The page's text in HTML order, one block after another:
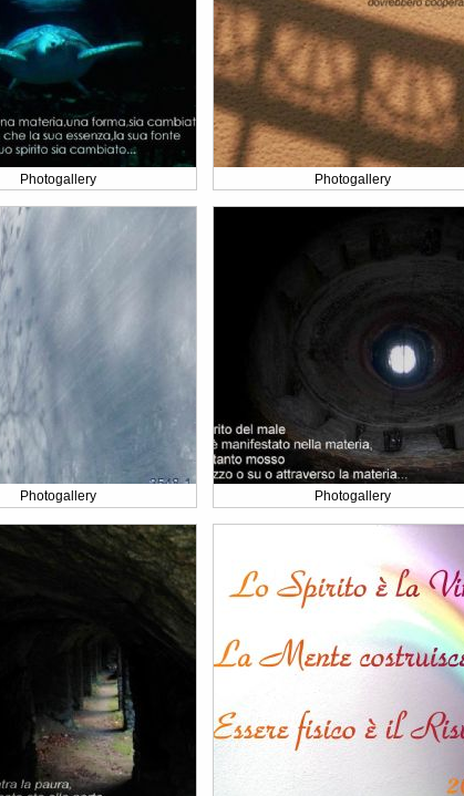
Photogallery Photogallery
Photogallery Photogallery